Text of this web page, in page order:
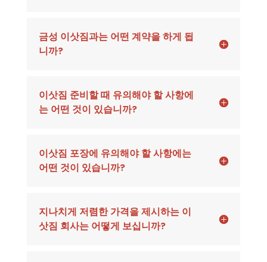
금성 이삿짐과는 어떤 계약을 하게 됩
니까?
이삿짐 준비할 때 유의해야 할 사항에
는 어떤 것이 있습니까?
이삿짐 포장에 유의해야 할 사항에는
어떤 것이 있습니까?
지나치게 저렴한 가격을 제시하는 이
삿짐 회사는 어떻게 보십니까?